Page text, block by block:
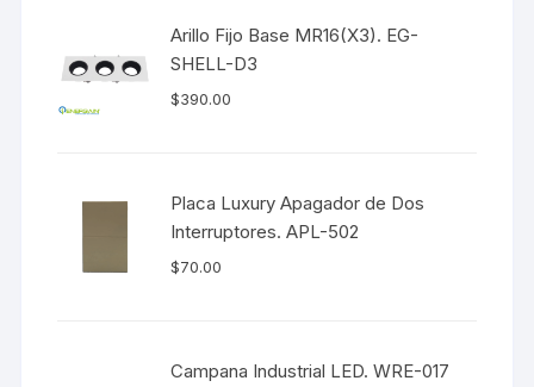
Arillo Fijo Base MR16(X3). EG-
SHELL-D3
$390.00
Placa Luxury Apagador de Dos
Interruptores. APL-502
$70.00
Campana Industrial LED. WRE-017